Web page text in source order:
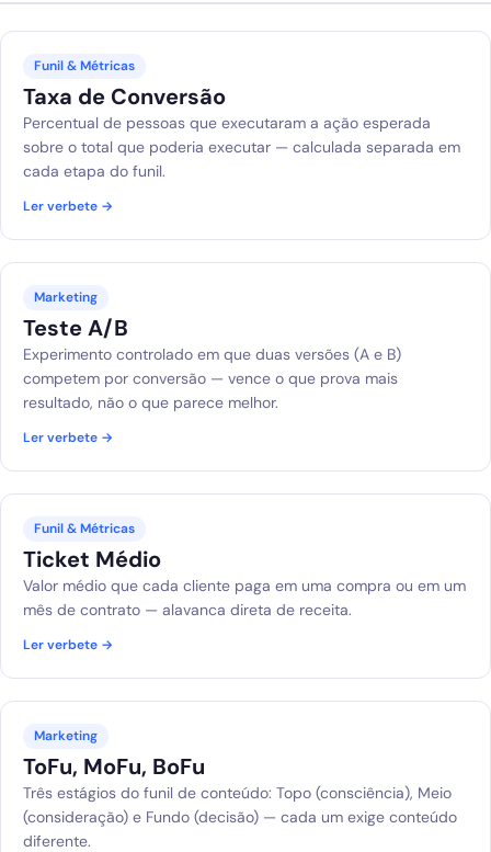
Funil & Métricas
Taxa de Conversão
Percentual de pessoas que executaram a ação esperada
sobre o total que poderia executar — calculada separada em
cada etapa do funil.
Ler verbete →
Marketing
Teste A/B
Experimento controlado em que duas versões (A e B)
competem por conversão — vence o que prova mais
resultado, não o que parece melhor.
Ler verbete →
Funil & Métricas
Ticket Médio
Valor médio que cada cliente paga em uma compra ou em um
mês de contrato — alavanca direta de receita.
Ler verbete →
Marketing
ToFu, MoFu, BoFu
Três estágios do funil de conteúdo: Topo (consciência), Meio
(consideração) e Fundo (decisão) — cada um exige conteúdo
diferente.